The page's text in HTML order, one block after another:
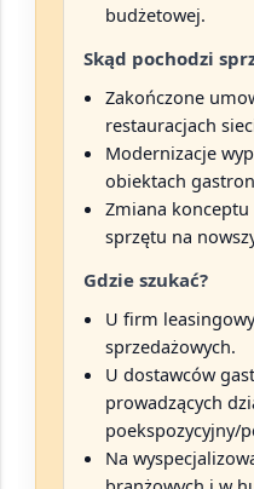
budżetowej.
Skąd pochodzi
Zakończone
restauracjach
Modernizacje
obiektach
Zmiana
sprzętu na
Gdzie szukać?
U firm
sprzedażowych.
U dostawców
prowadzących
poekspozycyjny/
Na